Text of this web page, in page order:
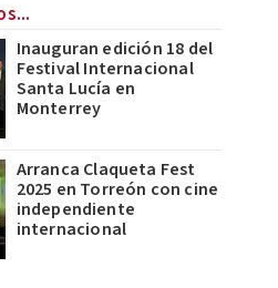
Inauguran edición 18 del
Festival Internacional
Santa Lucía en
Monterrey
Arranca Claqueta Fest
2025 en Torreón con cine
independiente
internacional